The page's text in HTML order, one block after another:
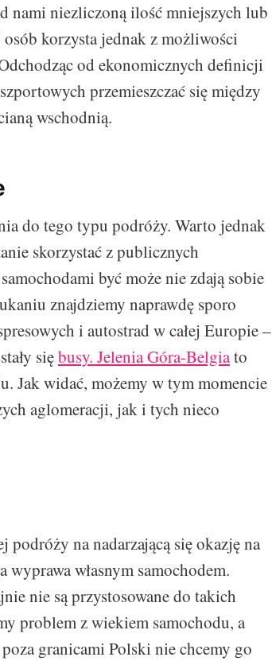
nami niezliczoną ilość mniejszych lub
korzysta jednak z możliwości
od ekonomicznych definicji
przemieszczać się między
wschodnią.
do tego typu podróży. Warto jednak
skorzystać z publicznych
być może nie zdają sobie
znajdziemy naprawdę sporo
i autostrad w całej Europie –
siębusy. Jelenia Góra-Belgiato
Jak widać, możemy w tym momencie
aglomeracji, jak i tych nieco
podróży na nadarzającą się okazję na
własnym samochodem.
nie są przystosowane do takich
problem z wiekiem samochodu, a
granicami Polski nie chcemy go